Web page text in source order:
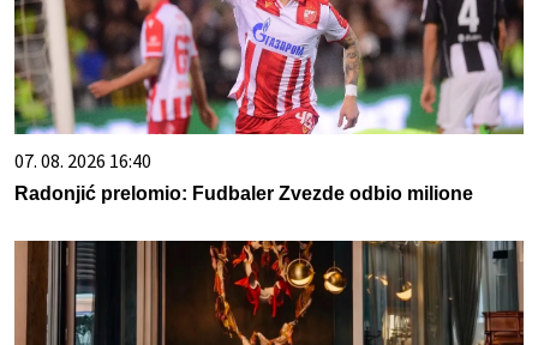
07. 08. 2026 16:40
Radonjić prelomio: Fudbaler Zvezde odbio milione